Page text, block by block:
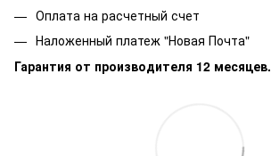
Оплата на расчетный счет
Наложенный платеж "Новая Почта"
Гарантия от производителя 12 месяцев.